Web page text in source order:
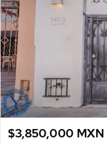
$3,850,000 MXN